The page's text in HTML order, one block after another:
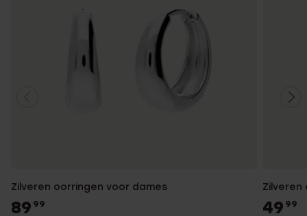
Zilveren oorringen voor dames
89 99
Zilveren
49 99